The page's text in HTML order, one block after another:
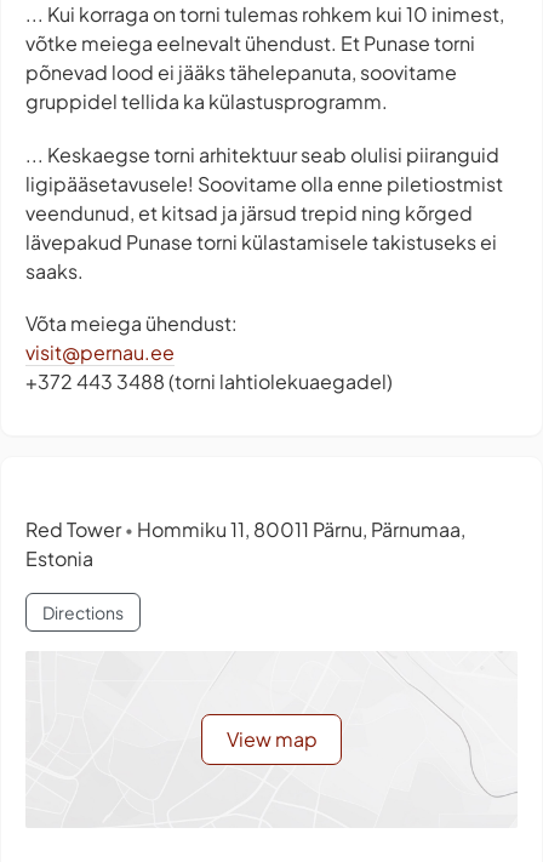
... Kui korraga on torni tulemas rohkem kui 10 inimest,
võtke meiega eelnevalt ühendust. Et Punase torni
põnevad lood ei jääks tähelepanuta, soovitame
gruppidel tellida ka külastusprogramm.
... Keskaegse torni arhitektuur seab olulisi piiranguid
ligipääsetavusele! Soovitame olla enne piletiostmist
veendunud, et kitsad ja järsud trepid ning kõrged
lävepakud Punase torni külastamisele takistuseks ei
saaks.
Võta meiega ühendust:
visit@pernau.ee
+372 443 3488 (torni lahtiolekuaegadel)
Red Tower• Hommiku 11, 80011 Pärnu, Pärnumaa,
Estonia
Directions
View map